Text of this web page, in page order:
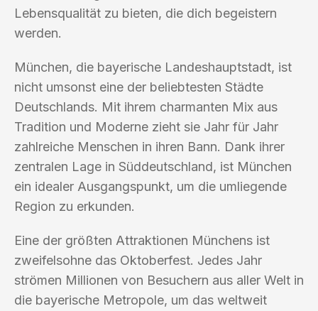
Lebensqualität zu bieten, die dich begeistern
werden.
München, die bayerische Landeshauptstadt, ist
nicht umsonst eine der beliebtesten Städte
Deutschlands. Mit ihrem charmanten Mix aus
Tradition und Moderne zieht sie Jahr für Jahr
zahlreiche Menschen in ihren Bann. Dank ihrer
zentralen Lage in Süddeutschland, ist München
ein idealer Ausgangspunkt, um die umliegende
Region zu erkunden.
Eine der größten Attraktionen Münchens ist
zweifelsohne das Oktoberfest. Jedes Jahr
strömen Millionen von Besuchern aus aller Welt in
die bayerische Metropole, um das weltweit